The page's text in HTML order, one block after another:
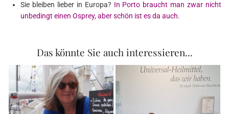
Sie bleiben lieber in Europa? In Porto braucht man zwar nicht
unbedingt einen Osprey, aber schön ist es da auch.
Das könnte Sie auch interessieren...